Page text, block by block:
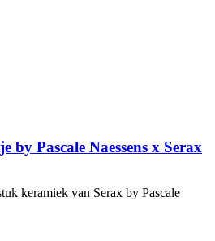
by Pascale Naessens x Serax
keramiek van Serax by Pascale